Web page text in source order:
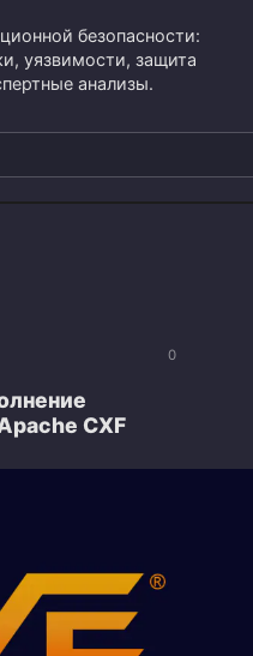
безопасности:
уязвимости, защита
анализы.
0
CXF